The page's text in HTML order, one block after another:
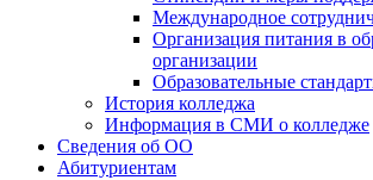
Международное
Организация питания в
организации
Образовательные
История колледжа
Информация в СМИ о колледже
Сведения об ОО
Абитуриентам